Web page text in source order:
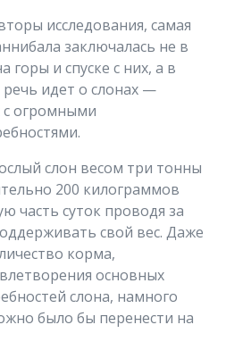
исследования, самая
заключалась не в
горы и спуске с них, а в
идет о слонах —
с огромными
слон весом три тонны
200 килограммов
часть суток проводя за
свой вес. Даже
корма,
основных
слона, намного
было бы перенести на